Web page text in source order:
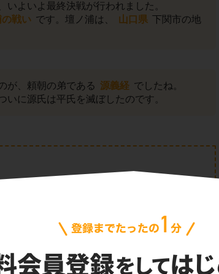
いよいよ最終決戦が行われました。
戦い です。壇ノ浦は、 山口県 下関市の地
が、頼朝の弟である 源義経 でしたね。
いに源氏は平氏を滅ぼしたのです。